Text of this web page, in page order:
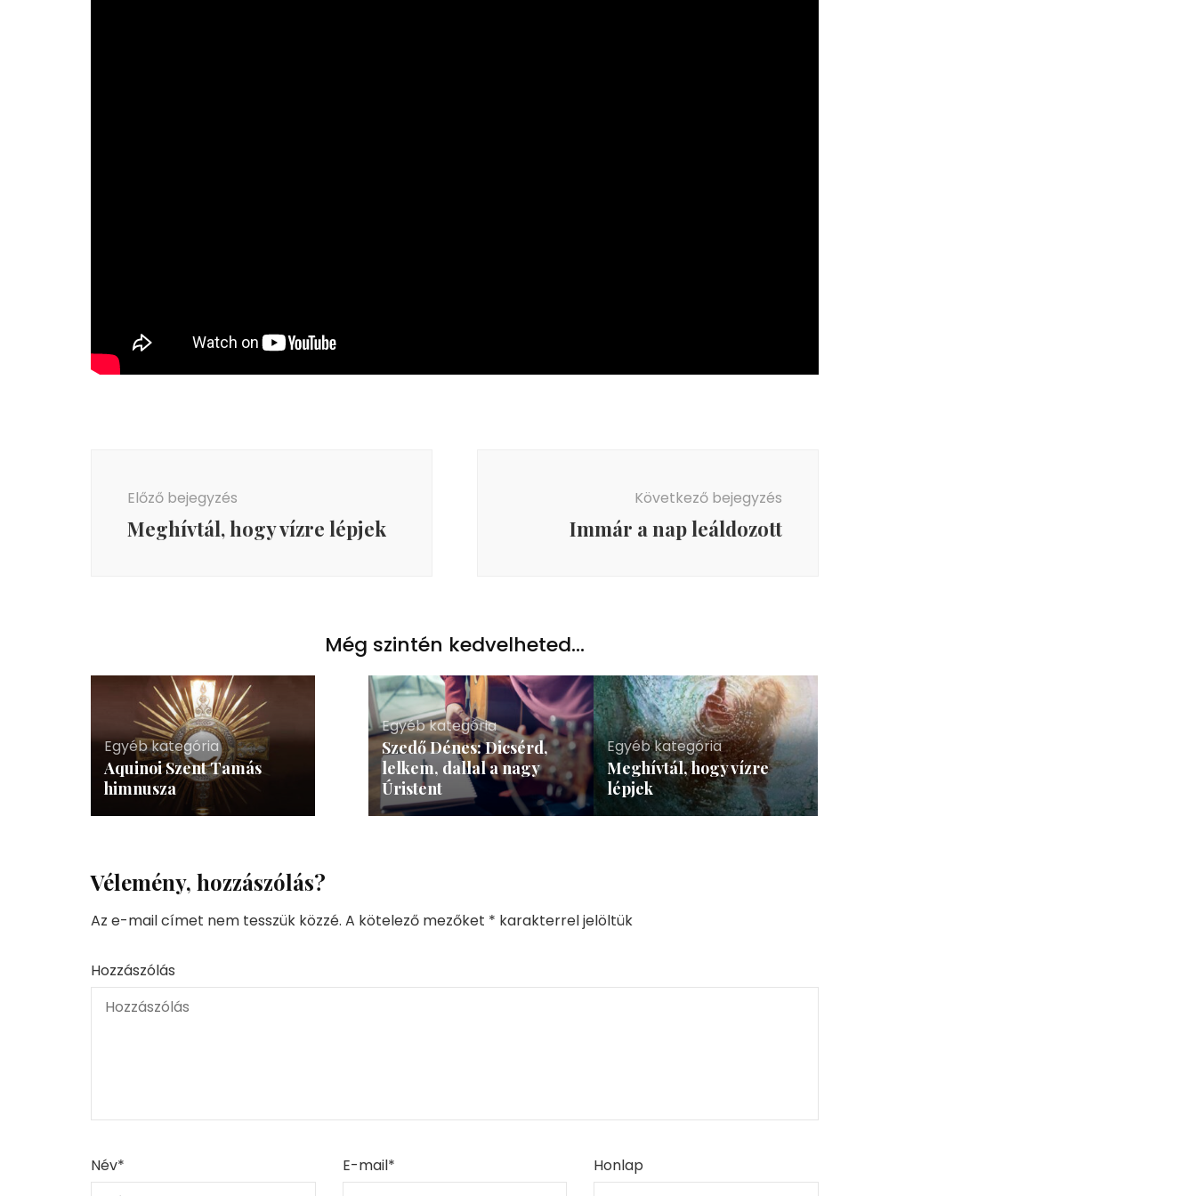
Előző bejegyzés
Meghívtál, hogy vízre lépjek
Következő bejegyzés
Immár a nap leáldozott
Még szintén kedvelheted...
Egyéb kategória
Aquinoi Szent Tamás
himnusza
Egyéb kategória
Szedő Dénes: Dicsérd,
lelkem, dallal a nagy
Úristent
Egyéb kategória
Meghívtál, hogy vízre
lépjek
Vélemény, hozzászólás?
Az e-mail címet nem tesszük közzé. A kötelező mezőket * karakterrel jelöltük
Hozzászólás
Név* E-mail* Honlap